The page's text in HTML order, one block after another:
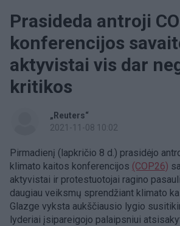
Prasideda antroji
konferencijos
aktyvistai vis dar
kritikos
„Reuters“
2021-11-08 10:02
Pirmadienį (lapkričio 8 d.) prasidėjo
klimato kaitos konferencijos (COP26)
aktyvistai ir protestuotojai ragino
daugiau veiksmų sprendžiant klimato
Glazge vyksta aukščiausio lygio
lyderiai įsipareigojo palaipsniui